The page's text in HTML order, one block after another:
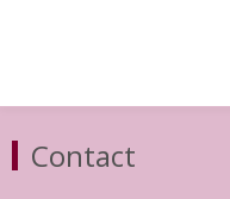
Contact